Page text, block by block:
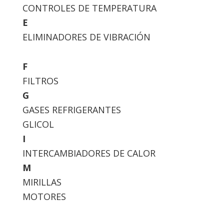
CONTROLES DE TEMPERATURA
E
ELIMINADORES DE VIBRACIÓN
F
FILTROS
G
GASES REFRIGERANTES
GLICOL
I
INTERCAMBIADORES DE CALOR
M
MIRILLAS
MOTORES